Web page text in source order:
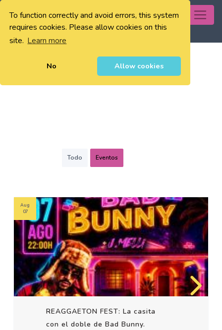
To function correctly and avoid errors, this system
requires cookies. Please allow cookies on this
site. Learn more
No Allow cookies
0
Todo Eventos
REAGGAETON FEST: La casita
con el doble de Bad Bunny.
Aug
07